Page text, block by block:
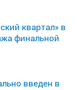
квартал» в
финальной
введен в